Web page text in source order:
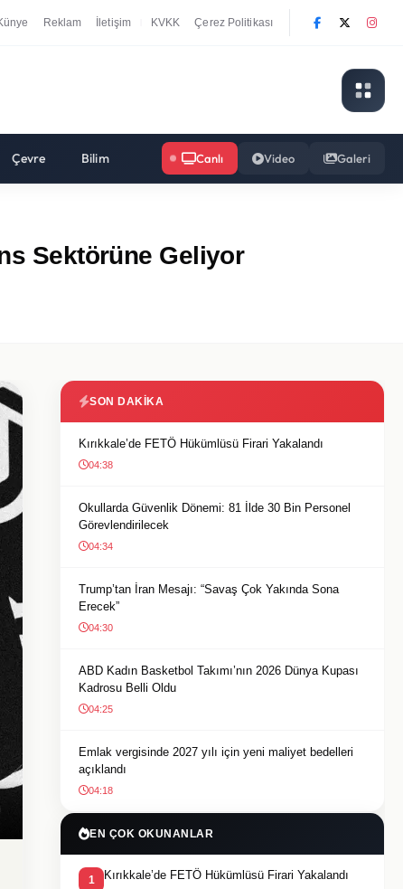
Reklam İletişim KVKK Çerez Politikası
Çevre Bilim Canlı Video Galeri
Sektörüne Geliyor
SON DAKIKA
Kırıkkale’de FETÖ Hükümlüsü Firari Yakalandı
04:38
Okullarda Güvenlik Dönemi: 81 İlde 30 Bin Personel
Görevlendirilecek
04:34
Trump’tan İran Mesajı: “Savaş Çok Yakında Sona
Erecek”
04:30
ABD Kadın Basketbol Takımı’nın 2026 Dünya Kupası
Kadrosu Belli Oldu
04:25
Emlak vergisinde 2027 yılı için yeni maliyet bedelleri
açıklandı
04:18
EN ÇOK OKUNANLAR
1 Kırıkkale’de FETÖ Hükümlüsü Firari Yakalandı